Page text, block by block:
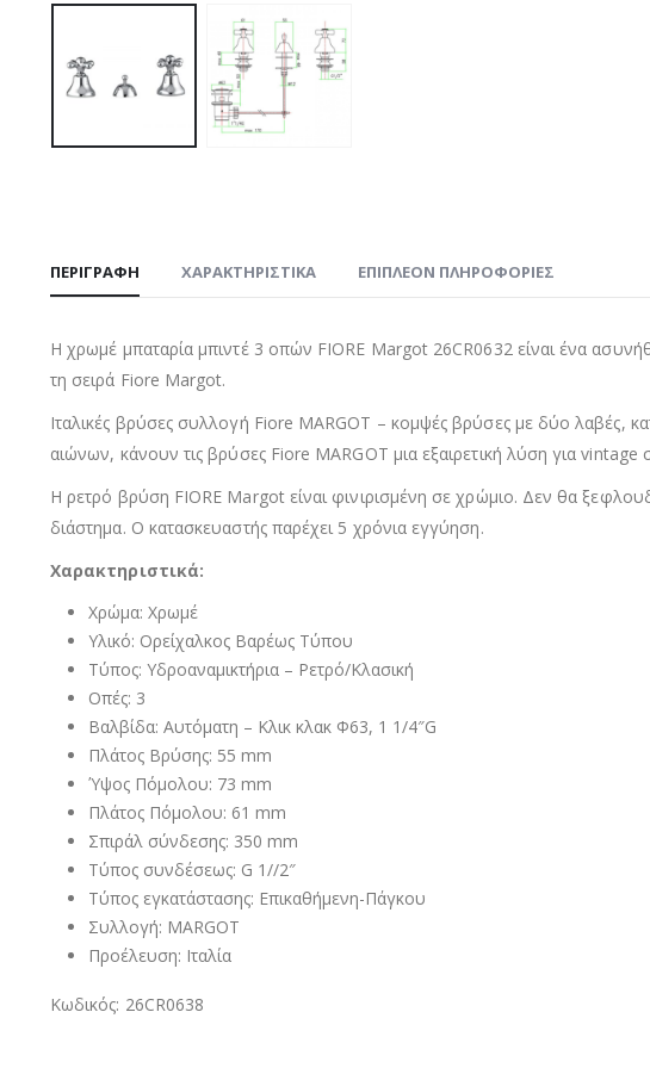
ΠΕΡΙΓΡΑΦΉ ΧΑΡΑΚΤΗΡΙΣΤΙΚΑ ΕΠΙΠΛΈΟΝ ΠΛΗΡΟΦΟΡΊΕΣ
Η χρωμέ μπαταρία μπιντέ 3 οπών FIORE Margot 26CR0632 είναι ένα
τη σειρά Fiore Margot.
Ιταλικές βρύσες συλλογή Fiore MARGOT – κομψές βρύσες με δύο λαβές,
αιώνων, κάνουν τις βρύσες Fiore MARGOT μια εξαιρετική λύση για vintage
Η ρετρό βρύση FIORE Margot είναι φινιρισμένη σε χρώμιο. Δεν θα
διάστημα. Ο κατασκευαστής παρέχει 5 χρόνια εγγύηση.
Χαρακτηριστικά:
Χρώμα: Χρωμέ
Υλικό: Ορείχαλκος Βαρέως Τύπου
Τύπος: Υδροαναμικτήρια – Ρετρό/Κλασική
Οπές: 3
Βαλβίδα: Αυτόματη – Κλικ κλακ Φ63, 1 1/4″G
Πλάτος Βρύσης: 55 mm
Ύψος Πόμολου: 73 mm
Πλάτος Πόμολου: 61 mm
Σπιράλ σύνδεσης: 350 mm
Τύπος συνδέσεως: G 1//2″
Τύπος εγκατάστασης: Επικαθήμενη-Πάγκου
Συλλογή: MARGOT
Προέλευση: Ιταλία
Κωδικός: 26CR0638